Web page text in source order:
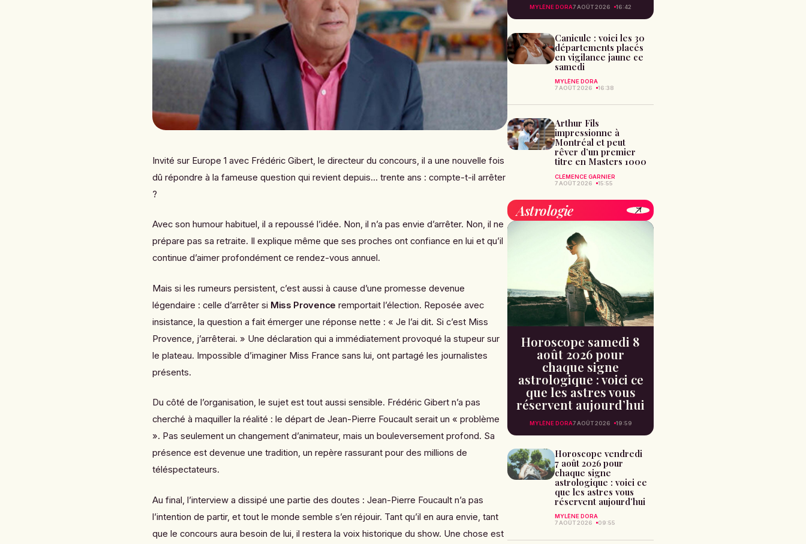
Invité sur Europe 1 avec Frédéric Gibert, le directeur du concours, il a une nouvelle fois
dû répondre à la fameuse question qui revient depuis… trente ans : compte-t-il arrêter
?
Avec son humour habituel, il a repoussé l’idée. Non, il n’a pas envie d’arrêter. Non, il ne
prépare pas sa retraite. Il explique même que ses proches ont confiance en lui et qu’il
continue d’aimer profondément ce rendez-vous annuel.
Mais si les rumeurs persistent, c’est aussi à cause d’une promesse devenue
légendaire : celle d’arrêter si Miss Provence remportait l’élection. Reposée avec
insistance, la question a fait émerger une réponse nette : « Je l’ai dit. Si c’est Miss
Provence, j’arrêterai. » Une déclaration qui a immédiatement provoqué la stupeur sur
le plateau. Impossible d’imaginer Miss France sans lui, ont partagé les journalistes
présents.
Du côté de l’organisation, le sujet est tout aussi sensible. Frédéric Gibert n’a pas
cherché à maquiller la réalité : le départ de Jean-Pierre Foucault serait un « problème
». Pas seulement un changement d’animateur, mais un bouleversement profond. Sa
présence est devenue une tradition, un repère rassurant pour des millions de
téléspectateurs.
Au final, l’interview a dissipé une partie des doutes : Jean-Pierre Foucault n’a pas
l’intention de partir, et tout le monde semble s’en réjouir. Tant qu’il en aura envie, tant
que le concours aura besoin de lui, il restera la voix historique du show. Une chose est
MYLÈNE DORA7 AOÛT 2026 16:42
Canicule : voici les 30
départements placés
en vigilance jaune ce
samedi
MYLÈNE DORA
7 AOÛT 2026
16:38
Arthur Fils
impressionne à
Montréal et peut
rêver d’un premier
titre en Masters 1000
CLÉMENCE GARNIER
7 AOÛT 2026
15:55
Astrologie
Horoscope samedi 8
août 2026 pour
chaque signe
astrologique : voici ce
que les astres vous
réservent aujourd’hui
MYLÈNE DORA7 AOÛT 2026 19:59
Horoscope vendredi
7 août 2026 pour
chaque signe
astrologique : voici ce
que les astres vous
réservent aujourd’hui
MYLÈNE DORA
7 AOÛT 2026
09:55